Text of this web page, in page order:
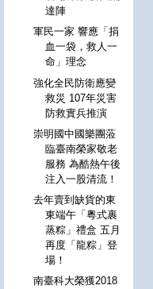
達陣
軍民一家 響應「捐
血一袋，救人一
命」理念
強化全民防衛應變
救災 107年災害
防救實兵推演
崇明國中國樂團蒞
臨臺南榮家敬老
服務 為酷熱午後
注入一股清流！
去年賣到缺貨的東
東端午「粵式裹
蒸粽」禮盒 五月
再度「龍粽」登
場！
南臺科大榮獲2018